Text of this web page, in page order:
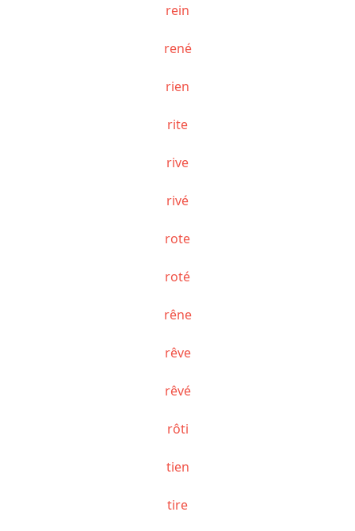
rein
rené
rien
rite
rive
rivé
rote
roté
rêne
rêve
rêvé
rôti
tien
tire